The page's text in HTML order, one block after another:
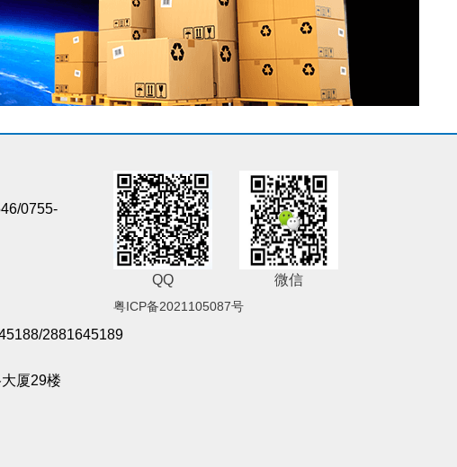
0755-
2881645189
厦29楼
QQ 微信
粤ICP备2021105087号